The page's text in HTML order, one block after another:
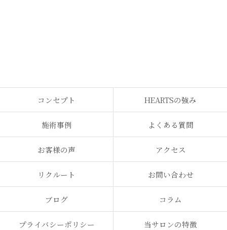
コンセプト HEARTSの強み
施術事例 よくある質問
お客様の声 アクセス
リクルート お問い合わせ
ブログ コラム
プライバシーポリシー 当サロンの特徴